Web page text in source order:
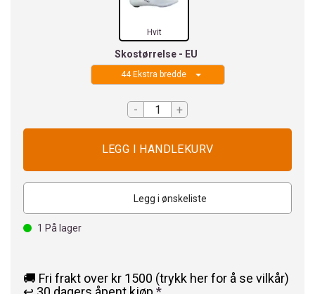
Hvit
Skostørrelse - EU
44 Ekstra bredde
- +
Legg i ønskeliste
1 På lager
🚚 Fri frakt over kr 1500 (trykk her for å se vilkår)